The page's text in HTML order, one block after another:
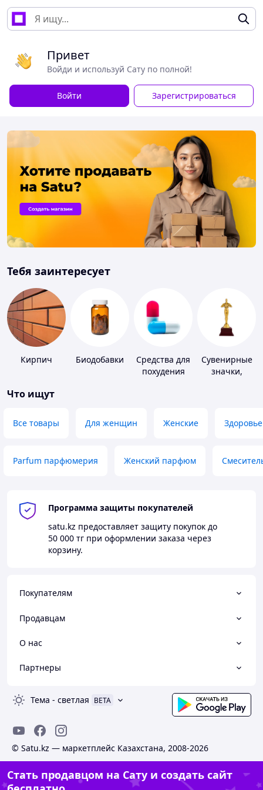
Привет
Войди и используй Сату по полной!
Войти Зарегистрироваться
Тебя заинтересует
Кирпич Биодобавки
Средства для
похудения
Сувенирные
значки,
Что ищут
Все товары Для женщин Женские Здоровье
Parfum парфюмерия Женский парфюм
Программа защиты покупателей
satu.kz предоставляет защиту покупок до
50 000 тг при оформлении заказа через
корзину.
Покупателям
Продавцам
О нас
Партнеры
Тема - светлая BETA
© Satu.kz — маркетплейс Казахстана, 2008-2026
Стать продавцом на Сату и создать сайт